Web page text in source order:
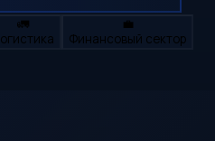
🚛 💼
Финансовый сектор